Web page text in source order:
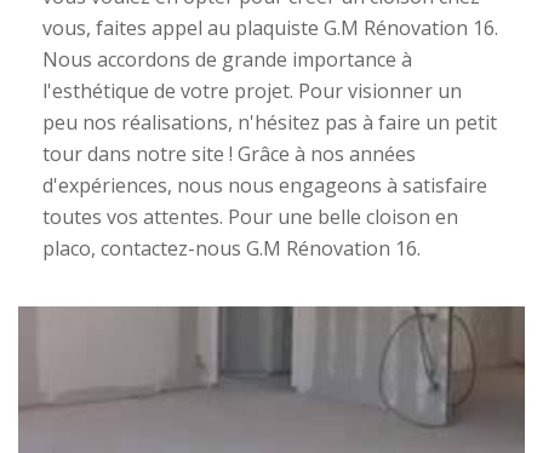
vous, faites appel au plaquiste G.M Rénovation 16.
Nous accordons de grande importance à
l'esthétique de votre projet. Pour visionner un
peu nos réalisations, n'hésitez pas à faire un petit
tour dans notre site ! Grâce à nos années
d'expériences, nous nous engageons à satisfaire
toutes vos attentes. Pour une belle cloison en
placo, contactez-nous G.M Rénovation 16.